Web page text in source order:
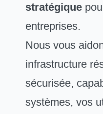
stratégique
entreprises.
Nous vous
infrastructure
sécurisée,
systèmes, vos